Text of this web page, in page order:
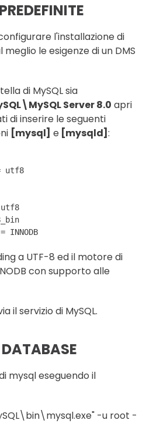
l'installazione di
le esigenze di un DMS
di MySQL sia
Server 8.0 apri
di inserire le seguenti
[mysql] e [mysqld] :
utf8
a UTF-8 ed il motore di
con supporto alle
il servizio di MySQL.
DATABASE
mysql eseguendo il
-u root -